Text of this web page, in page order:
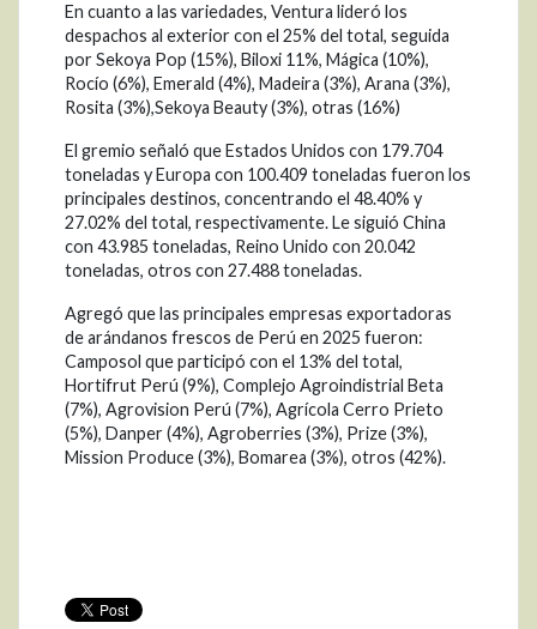
En cuanto a las variedades, Ventura lideró los
despachos al exterior con el 25% del total, seguida
por Sekoya Pop (15%), Biloxi 11%, Mágica (10%),
Rocío (6%), Emerald (4%), Madeira (3%), Arana (3%),
Rosita (3%),Sekoya Beauty (3%), otras (16%)
El gremio señaló que Estados Unidos con 179.704
toneladas y Europa con 100.409 toneladas fueron los
principales destinos, concentrando el 48.40% y
27.02% del total, respectivamente. Le siguió China
con 43.985 toneladas, Reino Unido con 20.042
toneladas, otros con 27.488 toneladas.
Agregó que las principales empresas exportadoras
de arándanos frescos de Perú en 2025 fueron:
Camposol que participó con el 13% del total,
Hortifrut Perú (9%), Complejo Agroindistrial Beta
(7%), Agrovision Perú (7%), Agrícola Cerro Prieto
(5%), Danper (4%), Agroberries (3%), Prize (3%),
Mission Produce (3%), Bomarea (3%), otros (42%).